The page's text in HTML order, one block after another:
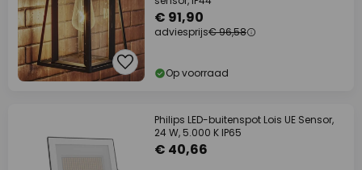
€ 91,90
adviesprijs€ 96,58
Op voorraad
Philips LED-buitenspot Lois UE Sensor,
24 W, 5.000 K IP65
€ 40,66